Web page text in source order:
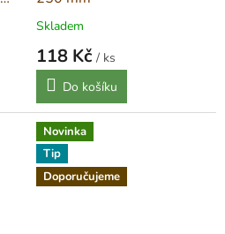
Skladem
118 Kč / ks
Měrná
cena: Do košíku
Novinka
Tip
Doporučujeme